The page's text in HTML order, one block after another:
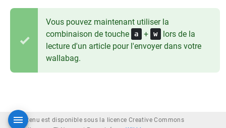
Vous pouvez maintenant utiliser la
combinaison de touche
a + w
lors de la
lecture d'un article pour l'envoyer dans votre
wallabag.
Le contenu est disponible sous la licence Creative Commons